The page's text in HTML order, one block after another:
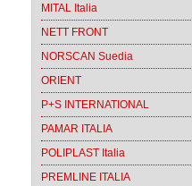
MITAL Italia
NETT FRONT
NORSCAN Suedia
ORIENT
P+S INTERNATIONAL
PAMAR ITALIA
POLIPLAST Italia
PREMLINE ITALIA